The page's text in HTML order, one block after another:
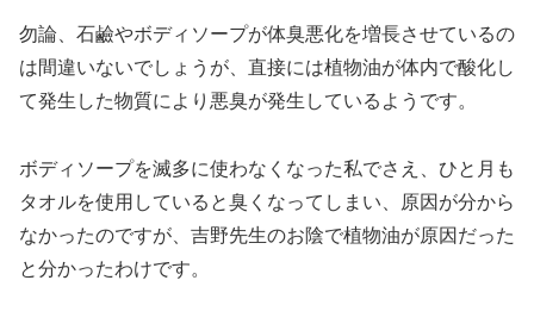
勿論、石鹼やボディソープが体臭悪化を増長させているの
は間違いないでしょうが、直接には植物油が体内で酸化し
て発生した物質により悪臭が発生しているようです。
ボディソープを滅多に使わなくなった私でさえ、ひと月も
タオルを使用していると臭くなってしまい、原因が分から
なかったのですが、吉野先生のお陰で植物油が原因だった
と分かったわけです。